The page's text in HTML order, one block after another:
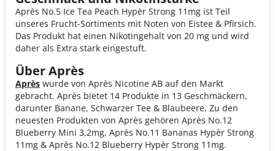
Après No.5 Ice Tea Peach Hypèr Strong 11mg ist Teil
unseres Frucht-Sortiments mit Noten von Eistee & Pfirsich.
Das Produkt hat einen Nikotingehalt von 20 mg und wird
daher als Extra stark eingestuft.
Über Après
Après wurde von Après Nicotine AB auf den Markt
gebracht. Après bietet 14 Produkte in 13 Geschmäckern,
darunter Banane, Schwarzer Tee & Blaubeere. Zu den
neuesten Produkten von Après gehören Après No.12
Blueberry Mini 3,2mg, Après No.11 Bananas Hypèr Strong
11mg & Après No.12 Blueberry Hypèr Strong 11mg.